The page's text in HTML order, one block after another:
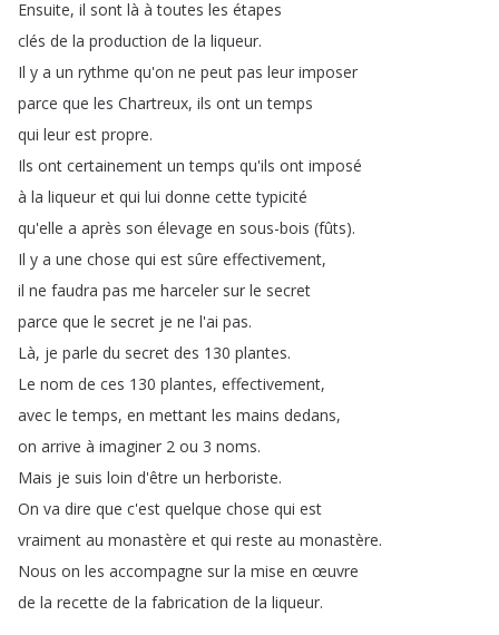
Ensuite, il sont là à toutes les étapes
clés de la production de la liqueur.
Il y a un rythme qu'on ne peut pas leur imposer
parce que les Chartreux, ils ont un temps
qui leur est propre.
Ils ont certainement un temps qu'ils ont imposé
à la liqueur et qui lui donne cette typicité
qu'elle a après son élevage en sous-bois (fûts).
Il y a une chose qui est sûre effectivement,
il ne faudra pas me harceler sur le secret
parce que le secret je ne l'ai pas.
Là, je parle du secret des 130 plantes.
Le nom de ces 130 plantes, effectivement,
avec le temps, en mettant les mains dedans,
on arrive à imaginer 2 ou 3 noms.
Mais je suis loin d'être un herboriste.
On va dire que c'est quelque chose qui est
vraiment au monastère et qui reste au monastère.
Nous on les accompagne sur la mise en œuvre
de la recette de la fabrication de la liqueur.